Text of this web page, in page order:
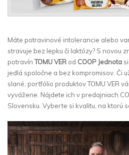
Máte potravinové intolerancie alebo
stravuje bez lepku či laktózy? S novou
potravínTOMU VER od COOP Jednota
jedlá spoločne a bez kompromisov. Či
slané, portfólio produktov TOMU VER
vyvážene. Nájdete ich v predajniach
Slovensku. Vyberte si kvalitu, na ktorú